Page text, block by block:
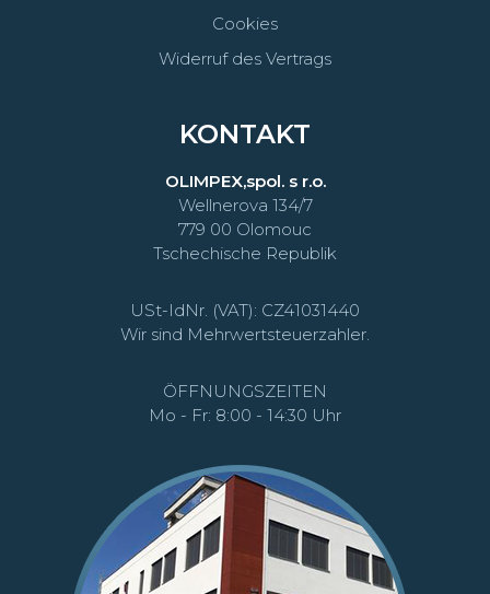
Cookies
Widerruf des Vertrags
KONTAKT
OLIMPEX,spol. s r.o.
Wellnerova 134/7
779 00 Olomouc
Tschechische Republik
USt-IdNr. (VAT): CZ41031440
Wir sind Mehrwertsteuerzahler.
ÖFFNUNGSZEITEN
Mo - Fr: 8:00 - 14:30 Uhr